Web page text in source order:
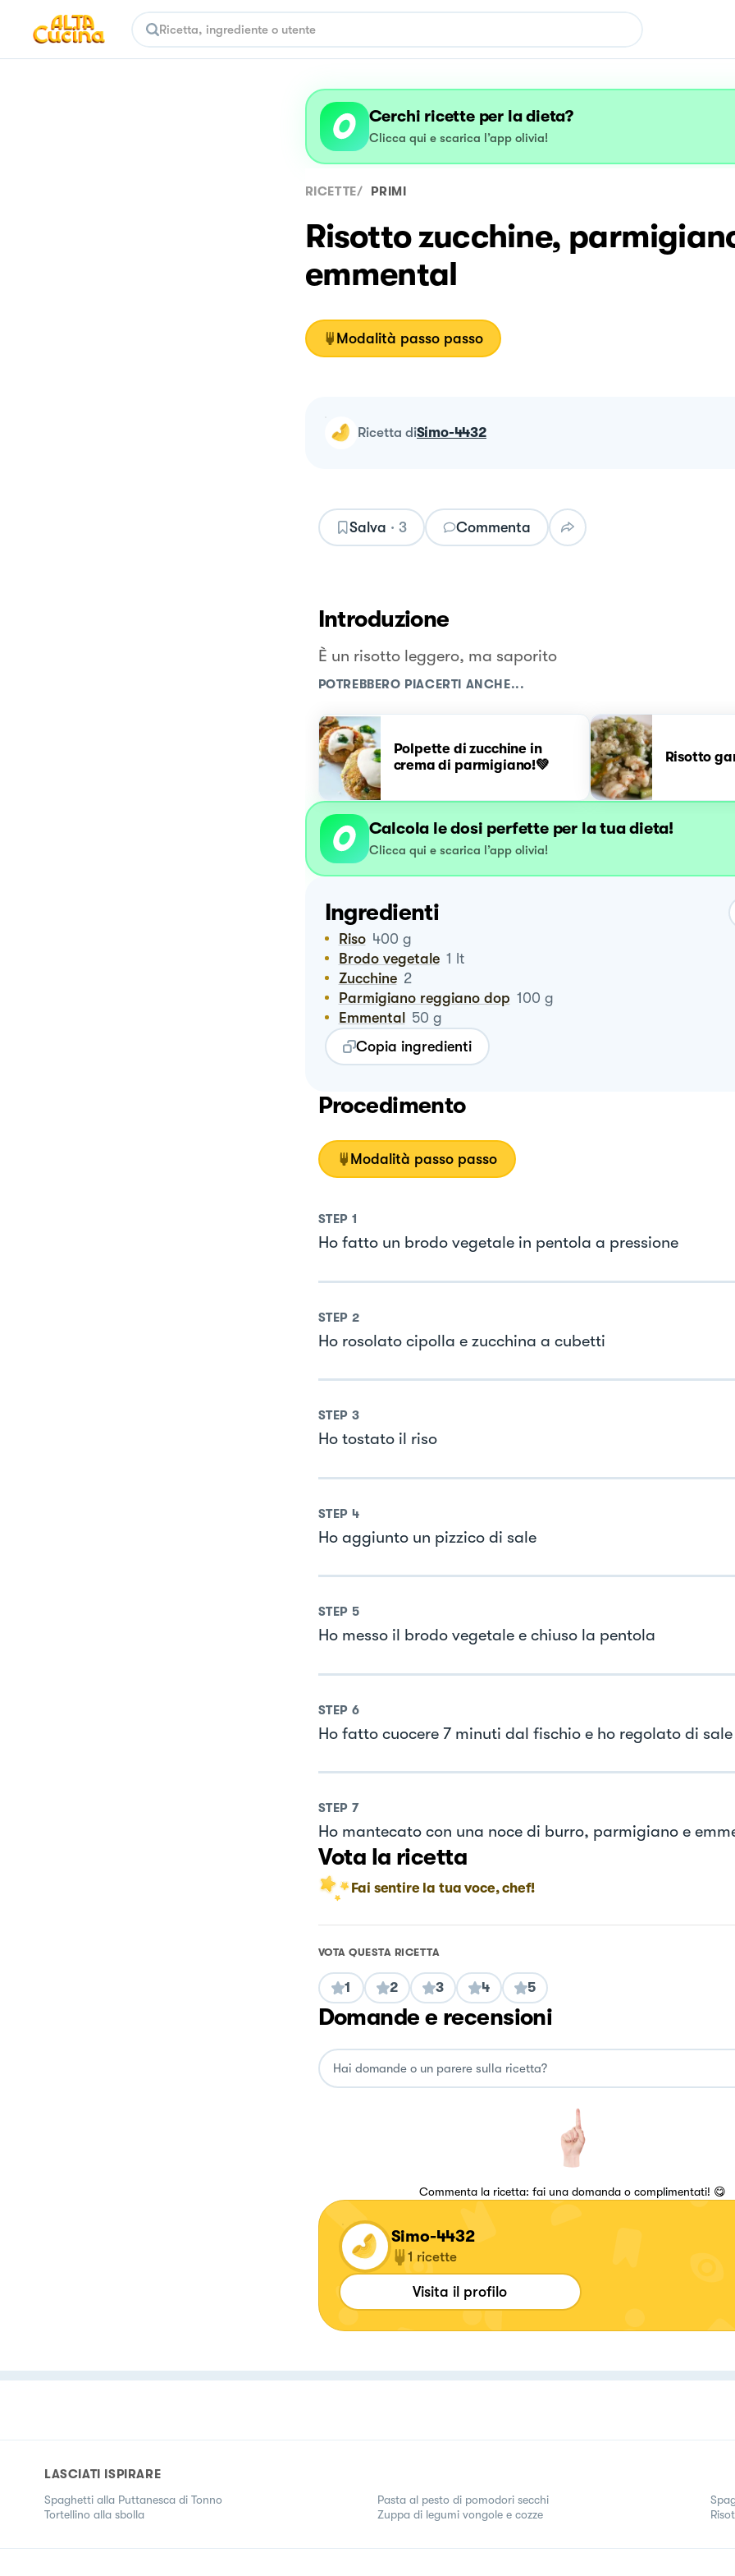
Cerchi ricette per la dieta?
Clicca qui e scarica l’app olivia!
RICETTE/ PRIMI
Risotto zucchine,
emmental
Modalità passo passo
ricetta diSimo-4432
Salva · 3 Commenta
Introduzione
È un risotto leggero, ma saporito
POTREBBERO PIACERTI ANCHE...
Polpette di zucchine in
crema di parmigiano!💚
Risotto
Calcola le dosi perfette per la tua dieta!
Clicca qui e scarica l’app olivia!
Ingredienti
Riso 400 g
Brodo vegetale 1 lt
Zucchine 2
Parmigiano reggiano dop 100 g
Emmental
50 g
Copia ingredienti
Procedimento
Modalità passo passo
STEP 1
Ho fatto un brodo vegetale in pentola a pressione
STEP 2
Ho rosolato cipolla e zucchina a cubetti
STEP 3
Ho tostato il riso
STEP 4
Ho aggiunto un pizzico di sale
STEP 5
Ho messo il brodo vegetale e chiuso la pentola
STEP 6
Ho fatto cuocere 7 minuti dal fischio e ho regolato di sale
STEP 7
Ho mantecato con una noce di burro, parmigiano e
Vota la ricetta
Fai sentire la tua voce, chef!
VOTA QUESTA RICETTA
1 2 3 4 5
Domande e recensioni
Commenta la ricetta: fai una domanda o complimentati! 😋
Simo-4432
1 ricette
Visita il profilo
LASCIATI ISPIRARE
Spaghetti alla Puttanesca di Tonno
Tortellino alla sbolla
Pasta al pesto di pomodori secchi
Zuppa di legumi vongole e cozze